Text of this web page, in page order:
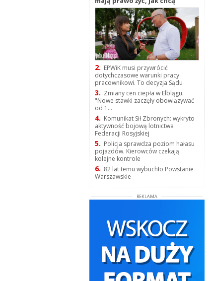
2. EPWiK musi przywrócić
dotychczasowe warunki pracy
pracownikowi. To decyzja Sądu
3. Zmiany cen ciepła w Elblągu.
"Nowe stawki zaczęły obowiązywać
od 1...
4. Komunikat Sił Zbronych: wykryto
aktywność bojową lotnictwa
Federacji Rosyjskiej
5. Policja sprawdza poziom hałasu
pojazdów. Kierowców czekają
kolejne kontrole
6. 82 lat temu wybuchło Powstanie
Warszawskie
REKLAMA